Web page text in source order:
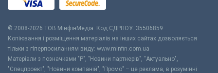
© 2008-2026 ТОВ МiнфiнМедiа. Код ЄДРПОУ: 35506859
Копіювання і розміщення матеріалів на інших сайтах дозволяється
тільки з гіперпосиланням виду: www.minfin.com.ua
Матеріали з позначками "Р", "Новини партнерів", "Актуально",
"Спецпроект", "Новини компаній", "Промо" – це реклама, в розумінні